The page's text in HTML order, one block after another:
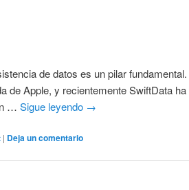
de datos es un pilar fundamental.
de Apple, y recientemente SwiftData ha
…Sigue leyendo →
| Deja un comentario